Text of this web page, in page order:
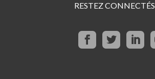
RESTEZ CONNECTÉS